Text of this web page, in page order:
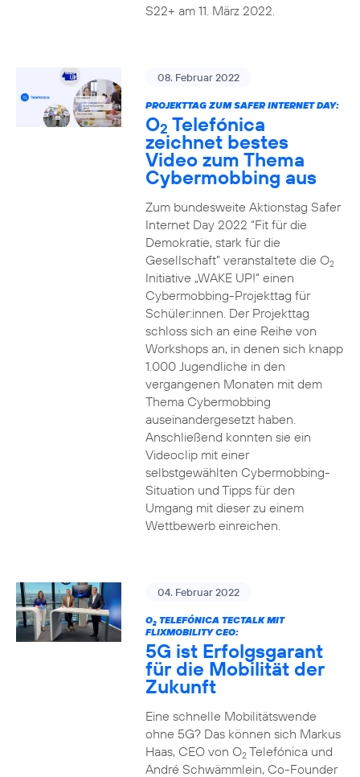
S22+ am 11. März 2022.
08. Februar 2022
PROJEKTTAG ZUM SAFER INTERNET DAY:
O2 Telefónica
zeichnet bestes
Video zum Thema
Cybermobbing aus
Zum bundesweite Aktionstag Safer
Internet Day 2022 “Fit für die
Demokratie, stark für die
Gesellschaft” veranstaltete die O2
Initiative „WAKE UP!“ einen
Cybermobbing-Projekttag für
Schüler:innen. Der Projekttag
schloss sich an eine Reihe von
Workshops an, in denen sich knapp
1.000 Jugendliche in den
vergangenen Monaten mit dem
Thema Cybermobbing
auseinandergesetzt haben.
Anschließend konnten sie ein
Videoclip mit einer
selbstgewählten Cybermobbing-
Situation und Tipps für den
Umgang mit dieser zu einem
Wettbewerb einreichen.
04. Februar 2022
O2TELEFÓNICA TECTALK MIT
FLIXMOBILITY CEO:
5G ist Erfolgsgarant
für die Mobilität der
Zukunft
Eine schnelle Mobilitätswende
ohne 5G? Das können sich Markus
Haas, CEO von O2Telefónica und
André Schwämmlein, Co-Founder